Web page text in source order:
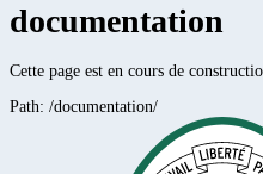
documentation
Cette page est en cours de
Path: /documentation/